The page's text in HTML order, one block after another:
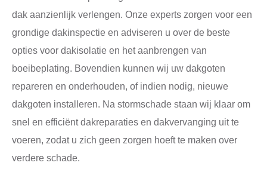
dak aanzienlijk verlengen. Onze experts zorgen voor een
grondige dakinspectie en adviseren u over de beste
opties voor dakisolatie en het aanbrengen van
boeibeplating. Bovendien kunnen wij uw dakgoten
repareren en onderhouden, of indien nodig, nieuwe
dakgoten installeren. Na stormschade staan wij klaar om
snel en efficiënt dakreparaties en dakvervanging uit te
voeren, zodat u zich geen zorgen hoeft te maken over
verdere schade.